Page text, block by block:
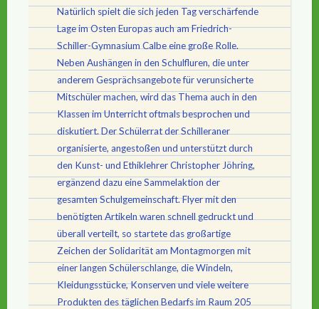
Natürlich spielt die sich jeden Tag verschärfende
Lage im Osten Europas auch am Friedrich-
Schiller-Gymnasium Calbe eine große Rolle.
Neben Aushängen in den Schulfluren, die unter
anderem Gesprächsangebote für verunsicherte
Mitschüler machen, wird das Thema auch in den
Klassen im Unterricht oftmals besprochen und
diskutiert. Der Schülerrat der Schilleraner
organisierte, angestoßen und unterstützt durch
den Kunst- und Ethiklehrer Christopher Jöhring,
ergänzend dazu eine Sammelaktion der
gesamten Schulgemeinschaft. Flyer mit den
benötigten Artikeln waren schnell gedruckt und
überall verteilt, so startete das großartige
Zeichen der Solidarität am Montagmorgen mit
einer langen Schülerschlange, die Windeln,
Kleidungsstücke, Konserven und viele weitere
Produkten des täglichen Bedarfs im Raum 205